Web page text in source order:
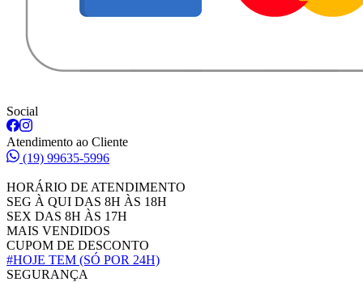
Social
Atendimento ao Cliente
(19) 99635-5996
HORÁRIO DE ATENDIMENTO
SEG À QUI DAS 8H ÀS 18H
SEX DAS 8H ÀS 17H
MAIS VENDIDOS
CUPOM DE DESCONTO
#HOJE TEM (SÓ POR 24H)
SEGURANÇA